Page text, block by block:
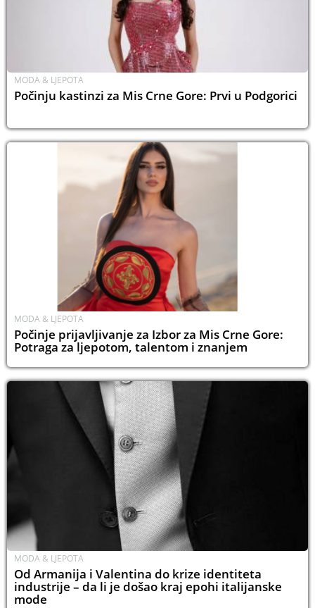
MODA & LJEPOTA
Počinju kastinzi za Mis Crne Gore: Prvi u Podgorici
MODA & LJEPOTA
Počinje prijavljivanje za Izbor za Mis Crne Gore:
Potraga za ljepotom, talentom i znanjem
MODA & LJEPOTA
Od Armanija i Valentina do krize identiteta
industrije – da li je došao kraj epohi italijanske
mode